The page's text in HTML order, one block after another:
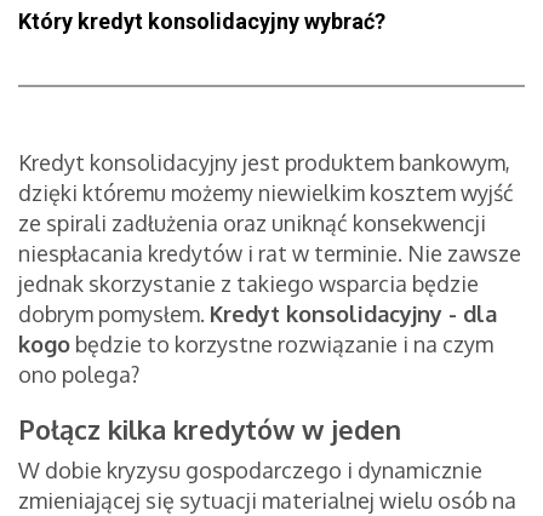
Który kredyt konsolidacyjny wybrać?
Kredyt konsolidacyjny jest produktem bankowym,
dzięki któremu możemy niewielkim kosztem wyjść
ze spirali zadłużenia oraz uniknąć konsekwencji
niespłacania kredytów i rat w terminie. Nie zawsze
jednak skorzystanie z takiego wsparcia będzie
dobrym pomysłem. Kredyt konsolidacyjny - dla
kogo będzie to korzystne rozwiązanie i na czym
ono polega?
Połącz kilka kredytów w jeden
W dobie kryzysu gospodarczego i dynamicznie
zmieniającej się sytuacji materialnej wielu osób na